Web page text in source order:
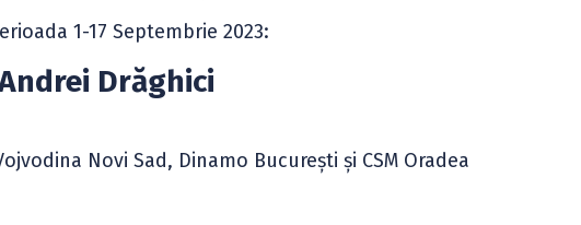
1-17 Septembrie 2023:
Drăghici
Novi Sad, Dinamo București și CSM Oradea